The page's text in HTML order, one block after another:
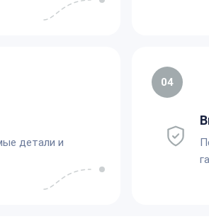
детали и
04